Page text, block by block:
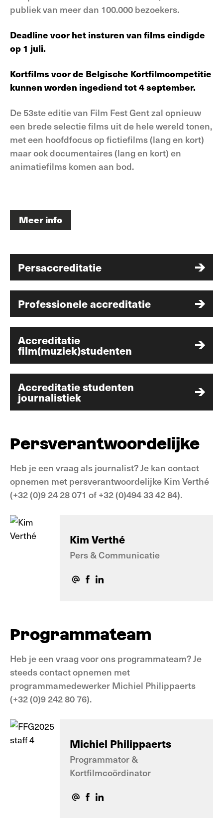
publiek van meer dan 100.000 bezoekers.
Deadline voor het insturen van films eindigde
op 1 juli.
Kortfilms voor de Belgische Kortfilmcompetitie
kunnen worden ingediend tot 4 september.
De 53ste editie van Film Fest Gent zal opnieuw
een brede selectie films uit de hele wereld tonen,
met een hoofdfocus op fictiefilms (lang en kort)
maar ook documentaires (lang en kort) en
animatiefilms komen aan bod.
Meer info
Persaccreditatie
Professionele accreditatie
Accreditatie
film(muziek)studenten
Accreditatie studenten
journalistiek
Persverantwoordelijke
Heb je een vraag als journalist? Je kan contact
opnemen met persverantwoordelijke Kim Verthé
(+32 (0)9 24 28 071 of +32 (0)494 33 42 84).
Kim Verthé
Pers & Communicatie
Programmateam
Heb je een vraag voor ons programmateam? Je
steeds contact opnemen met
programmamedewerker Michiel Philippaerts
(+32 (0)9 242 80 76).
Michiel Philippaerts
Programmator &
Kortfilmcoördinator